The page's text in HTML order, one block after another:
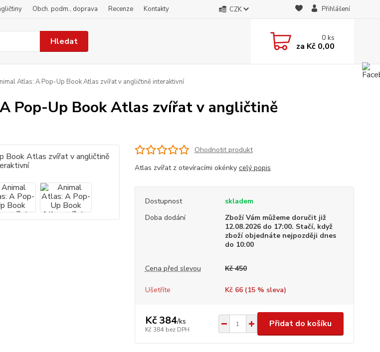
Obch. podm., doprava Recenze Kontakty CZK Přihlášení
Hledat 0ks
za Kč 0,00
Atlas: A Pop-Up Book Atlas zvířat v angličtině interaktivní
Pop-Up Book Atlas zvířat v angličtině
Ohodnotit produkt
Atlas zvířat z otevíracími okénky celý popis
Dostupnost
skladem
Doba dodání
Zboží Vám můžeme doručit již
12.08.2026 do 17:00. Stačí, když
zboží objednáte nejpozději dnes
do 10:00
Cena před slevou Kč 450
Ušetříte Kč 66 (15% sleva)
Kč 384/ks
Kč 384 bez DPH
Přidat do košíku